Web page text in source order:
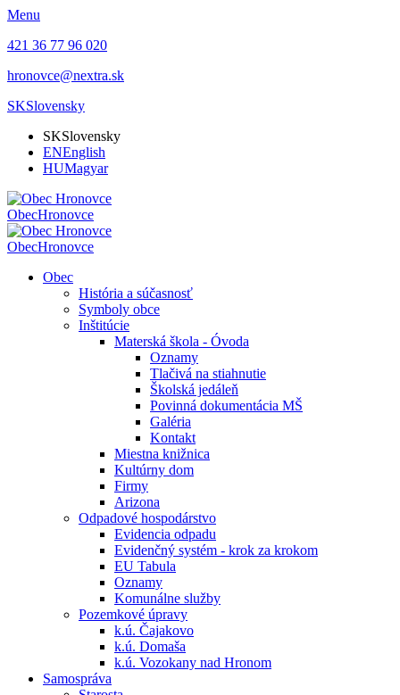
Menu
421 36 77 96 020
hronovce@nextra.sk
SKSlovensky
SKSlovensky
ENEnglish
HUMagyar
ObecHronovce
ObecHronovce
Obec
História a súčasnosť
Symboly obce
Inštitúcie
Materská škola - Óvoda
Oznamy
Tlačivá na stiahnutie
Školská jedáleň
Povinná dokumentácia MŠ
Galéria
Kontakt
Miestna knižnica
Kultúrny dom
Firmy
Arizona
Odpadové hospodárstvo
Evidencia odpadu
Evidenčný systém - krok za krokom
EU Tabula
Oznamy
Komunálne služby
Pozemkové úpravy
k.ú. Čajakovo
k.ú. Domaša
k.ú. Vozokany nad Hronom
Samospráva